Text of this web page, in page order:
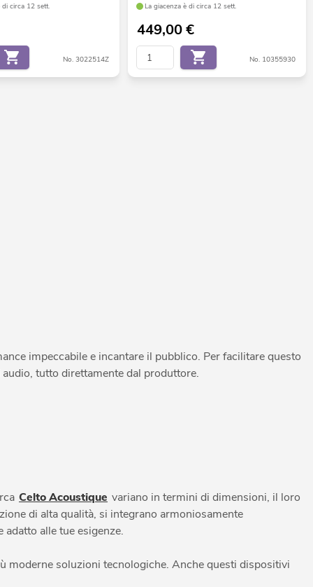
di circa 12 sett.
No. 3022514Z
La giacenza è di circa 12 sett.
449,00€
No. 10355930
impeccabile e incantare il pubblico. Per facilitare questo
tutto direttamente dal produttore.
Celto Acoustique variano in termini di dimensioni, il loro
di alta qualità, si integrano armoniosamente
alle tue esigenze.
moderne soluzioni tecnologiche. Anche questi dispositivi